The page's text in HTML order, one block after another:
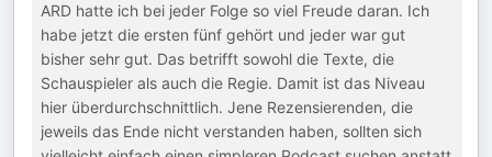
ARD hatte ich bei jeder Folge so viel Freude daran. Ich
habe jetzt die ersten fünf gehört und jeder war gut
bisher sehr gut. Das betrifft sowohl die Texte, die
Schauspieler als auch die Regie. Damit ist das Niveau
hier überdurchschnittlich. Jene Rezensierenden, die
jeweils das Ende nicht verstanden haben, sollten sich